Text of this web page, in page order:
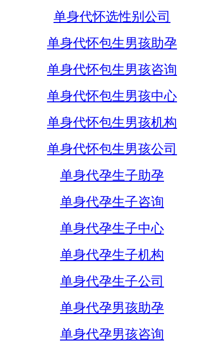
单身代怀选性别公司
单身代怀包生男孩助孕
单身代怀包生男孩咨询
单身代怀包生男孩中心
单身代怀包生男孩机构
单身代怀包生男孩公司
单身代孕生子助孕
单身代孕生子咨询
单身代孕生子中心
单身代孕生子机构
单身代孕生子公司
单身代孕男孩助孕
单身代孕男孩咨询